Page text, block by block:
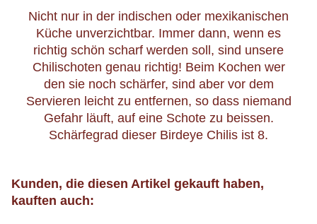
Nicht nur in der indischen oder mexikanischen
Küche unverzichtbar. Immer dann, wenn es
richtig schön scharf werden soll, sind unsere
Chilischoten genau richtig! Beim Kochen wer
den sie noch schärfer, sind aber vor dem
Servieren leicht zu entfernen, so dass niemand
Gefahr läuft, auf eine Schote zu beissen.
Schärfegrad dieser Birdeye Chilis ist 8.
Kunden, die diesen Artikel gekauft haben,
kauften auch: